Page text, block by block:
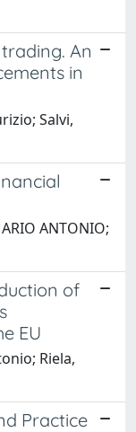
An
in
Salvi,
ANTONIO;
of
EU
Riela,
Practice